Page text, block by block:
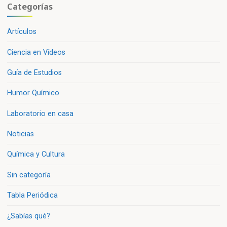
Categorías
Artículos
Ciencia en Vídeos
Guía de Estudios
Humor Químico
Laboratorio en casa
Noticias
Química y Cultura
Sin categoría
Tabla Periódica
¿Sabías qué?